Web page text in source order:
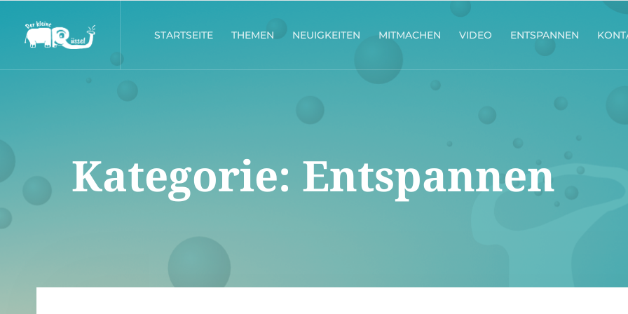
STARTSEITE THEMEN NEUIGKEITEN MITMACHEN VIDEO ENTSPANNEN
Kategorie: Entspannen